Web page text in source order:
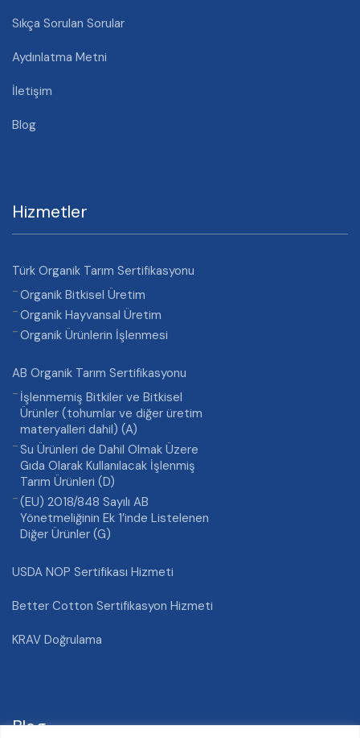
Sıkça Sorulan Sorular
Aydınlatma Metni
İletişim
Blog
Hizmetler
Türk Organik Tarım Sertifikasyonu
Organik Bitkisel Üretim
Organik Hayvansal Üretim
Organik Ürünlerin İşlenmesi
AB Organik Tarım Sertifikasyonu
İşlenmemiş Bitkiler ve Bitkisel
Ürünler (tohumlar ve diğer üretim
materyalleri dahil) (A)
Su Ürünleri de Dahil Olmak Üzere
Gıda Olarak Kullanılacak İşlenmiş
Tarım Ürünleri (D)
(EU) 2018/848 Sayılı AB
Yönetmeliğinin Ek 1’inde Listelenen
Diğer Ürünler (G)
USDA NOP Sertifikası Hizmeti
Better Cotton Sertifikasyon Hizmeti
KRAV Doğrulama
Blog